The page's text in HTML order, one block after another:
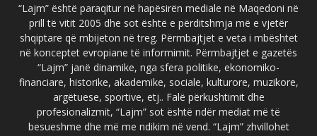
“Lajm” është paraqitur në hapësirën mediale në Maqedoni në
prill të vitit 2005 dhe sot është e përditshmja më e vjetër
shqiptare që mbijeton në treg. Përmbajtjet e veta i mbështet
në konceptet evropiane të informimit. Përmbajtjet e gazetës
“Lajm” janë dinamike, nga sfera politike, ekonomiko-
financiare, historike, akademike, sociale, kulturore, muzikore,
argëtuese, sportive, etj.. Falë përkushtimit dhe
profesionalizmit, “Lajm” sot është ndër mediat më të
besueshme dhe më me ndikim në vend. “Lajm” zhvillohet